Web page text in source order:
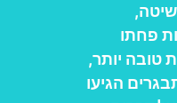
פחתו
טובה יותר,
הגיעו